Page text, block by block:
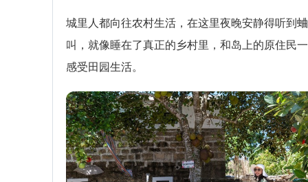
城里人都向往农村生活，在这里夜晚安静得听到
叫，就像睡在了真正的乡村里，和岛上的原住民
感受田园生活。